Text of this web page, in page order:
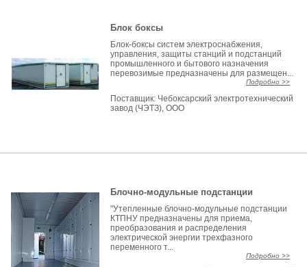
Блок боксы
Блок-боксы систем электроснабжения,
управления, защиты станций и подстанций
промышленного и бытового назначения
перевозимые предназначены для размещен...
Подробно >>
Поставщик: Чебоксарский электротехнический
завод (ЧЭТЗ), ООО
Блочно-модульные подстанции
"Утепленные блочно-модульные подстанции
КТПНУ предназначены для приема,
преобразования и распределения
электрической энергии трехфазного
переменного т...
Подробно >>